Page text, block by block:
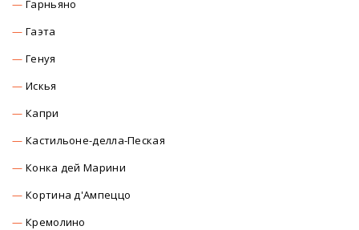
Гарньяно
Гаэта
Генуя
Искья
Капри
Кастильоне-делла-Пеская
Конка дей Марини
Кортина д'Ампеццо
Кремолино